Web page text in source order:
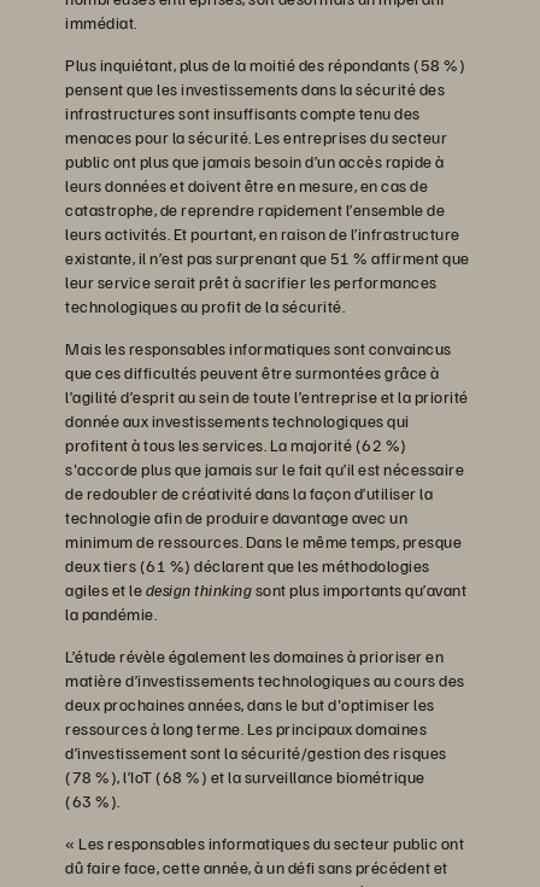
immédiat.
Plus inquiétant, plus de la moitié des répondants (58 %)
pensent que les investissements dans la sécurité des
infrastructures sont insuffisants compte tenu des
menaces pour la sécurité. Les entreprises du secteur
public ont plus que jamais besoin d’un accès rapide à
leurs données et doivent être en mesure, en cas de
catastrophe, de reprendre rapidement l’ensemble de
leurs activités. Et pourtant, en raison de l’infrastructure
existante, il n’est pas surprenant que 51 % affirment que
leur service serait prêt à sacrifier les performances
technologiques au profit de la sécurité.
Mais les responsables informatiques sont convaincus
que ces difficultés peuvent être surmontées grâce à
l’agilité d’esprit au sein de toute l’entreprise et la priorité
donnée aux investissements technologiques qui
profitent à tous les services. La majorité (62 %)
s'accorde plus que jamais sur le fait qu’il est nécessaire
de redoubler de créativité dans la façon d’utiliser la
technologie afin de produire davantage avec un
minimum de ressources. Dans le même temps, presque
deux tiers (61 %) déclarent que les méthodologies
agiles et ledesign thinkingsont plus importants qu’avant
la pandémie.
L’étude révèle également les domaines à prioriser en
matière d’investissements technologiques au cours des
deux prochaines années, dans le but d'optimiser les
ressources à long terme. Les principaux domaines
d’investissement sont la sécurité/gestion des risques
(78 %), l’IoT (68 %) et la surveillance biométrique
(63 %).
« Les responsables informatiques du secteur public ont
dû faire face, cette année, à un défi sans précédent et